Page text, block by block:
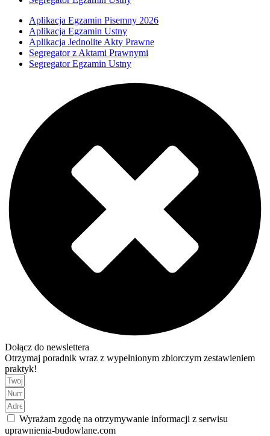
Aplikacja Egzamin Pisemny 2026
Aplikacja Egzamin Ustny
Aplikacja Jednolite Akty Prawne
Segregator z Aktami Prawnymi
Segregator Egzamin Ustny
Dołącz do newslettera
Otrzymaj poradnik wraz z wypełnionym zbiorczym zestawieniem
praktyk!
Wyrażam zgodę na otrzymywanie informacji z serwisu
uprawnienia-budowlane.com